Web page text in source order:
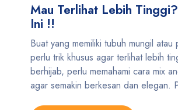
Mau Terlihat Lebih
Ini !!
Buat yang memiliki tubuh mungil
perlu trik khusus agar terlihat lebih
berhijab, perlu memahami cara mix
agar semakin berkesan dan elegan.